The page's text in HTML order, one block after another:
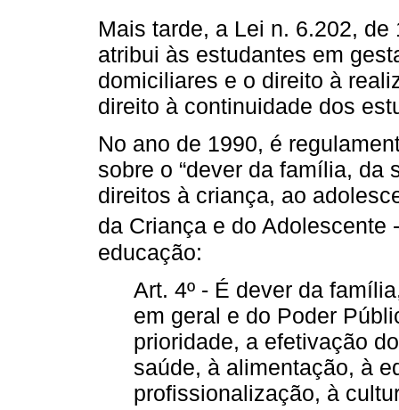
Mais tarde, a Lei n. 6.202,
atribui às estudantes em
domiciliares e o direito à
direito à continuidade dos
No ano de 1990, é
sobre o “dever da família, da
direitos à criança, ao
da Criança e do Adolescente
educação:
Art. 4º - É dever da
em geral e do Poder
prioridade, a efetivação
saúde, à alimentação, à
profissionalização, à